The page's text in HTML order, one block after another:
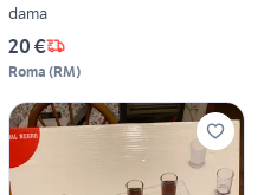
dama
20 €
Roma (RM)